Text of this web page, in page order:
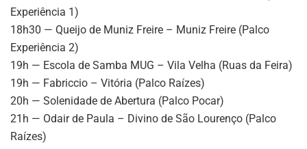
Experiência 1)
18h30 — Queijo de Muniz Freire – Muniz Freire (Palco
Experiência 2)
19h — Escola de Samba MUG – Vila Velha (Ruas da Feira)
19h — Fabriccio – Vitória (Palco Raízes)
20h — Solenidade de Abertura (Palco Pocar)
21h — Odair de Paula – Divino de São Lourenço (Palco
Raízes)